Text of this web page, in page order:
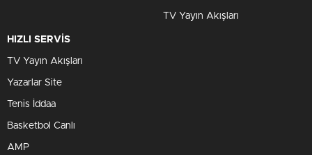
TV Yayın Akışları
HIZLI SERVİS
TV Yayın Akışları
Yazarlar Site
Tenis İddaa
Basketbol Canlı
AMP